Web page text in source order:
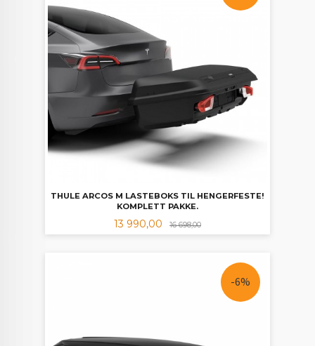
THULE ARCOS M LASTEBOKS TIL HENGERFESTE!
KOMPLETT PAKKE.
Tilbud
13 990,00 16 698,00Rabatt
-6%